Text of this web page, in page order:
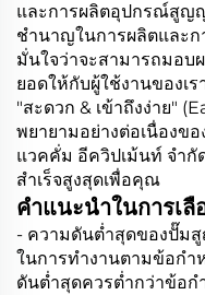
และการผลิตอุปกรณ์สูญ
ชำนาญในการผลิตและก
มั่นใจว่าจะสามารถมอ
ยอดให้กับผู้ใช้งานของเ
"สะดวก & เข้าถึงง่าย"
พยายามอย่างต่อเนื่องข
แวคคั่ม อีควิปเม้นท์ จำกั
สำเร็จสูงสุดเพื่อคุณ
คำแนะนำในการเ
- ความดันต่ำสุดของปั๊ม
ในการทำงานตามข้อกำ
ดันต่ำสุดควรต่ำกว่าข้อก